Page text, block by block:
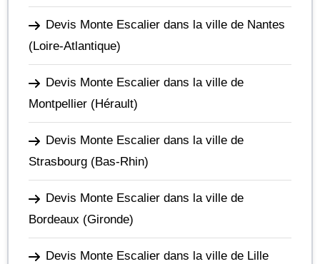
Devis Monte Escalier dans la ville de Nantes
(Loire-Atlantique)
Devis Monte Escalier dans la ville de
Montpellier (Hérault)
Devis Monte Escalier dans la ville de
Strasbourg (Bas-Rhin)
Devis Monte Escalier dans la ville de
Bordeaux (Gironde)
Devis Monte Escalier dans la ville de Lille